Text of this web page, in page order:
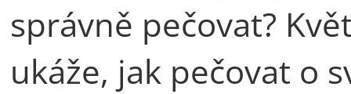
správně pečovat?
ukáže, jak pečovat o